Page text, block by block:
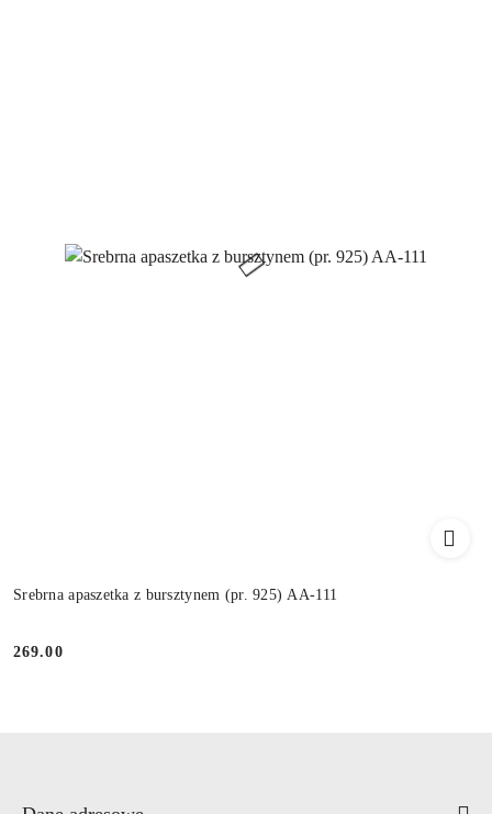
Srebrna apaszetka z bursztynem (pr. 925) AA-111
Cena:
269.00